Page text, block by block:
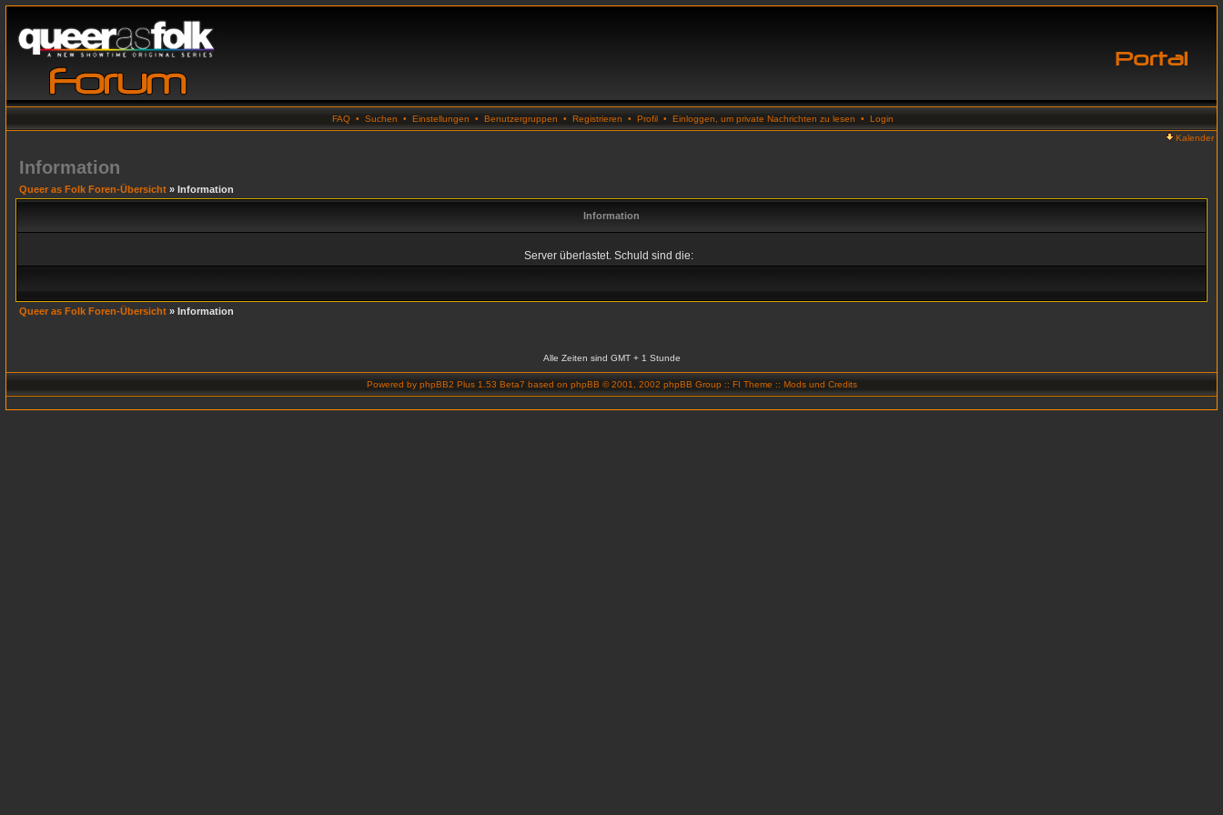
FAQ • Suchen • Einstellungen • Benutzergruppen • Registrieren • Profil • Einloggen, um private Nachrichten zu lesen • Login
Kalender
Information
Queer as Folk Foren-Übersicht » Information
Information
Server überlastet. Schuld sind die:
Queer as Folk Foren-Übersicht » Information
Alle Zeiten sind GMT + 1 Stunde
Powered by phpBB2 Plus 1.53 Beta7 based on phpBB © 2001, 2002 phpBB Group :: FI Theme :: Mods und Credits